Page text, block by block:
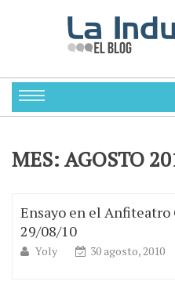
MES: AGOSTO
Ensayo en el
29/08/10
Yoly 30 agosto, 2010